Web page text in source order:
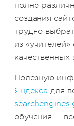
полно
создания
трудно
из
качественных
Полезную
Яндекса для
обучения —